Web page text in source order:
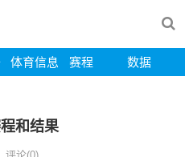
体育信息 赛程 数据
和结果